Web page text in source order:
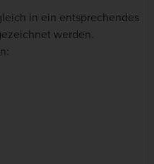
in ein entsprechendes
werden.